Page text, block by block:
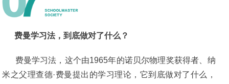
费曼学习法，到底做对了什么？
费曼学习法，这个由1965年的诺贝尔物理奖获得者、纳
米之父理查德·费曼提出的学习理论，它到底做对了什么，